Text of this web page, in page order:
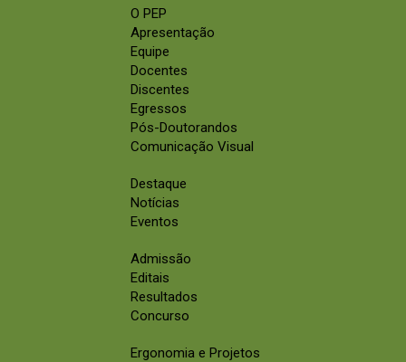
O PEP
Apresentação
Equipe
Docentes
Discentes
Egressos
Pós-Doutorandos
Comunicação Visual
Destaque
Notícias
Eventos
Admissão
Editais
Resultados
Concurso
Ergonomia e Projetos